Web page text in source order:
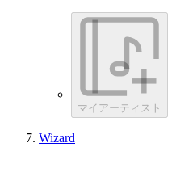
マイアーティスト
Wizard